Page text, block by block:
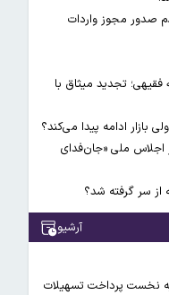
صدور مجوز واردات
تجدید میثاق با
بازار ادامه پیدا می‌کند؟
اجلاس ملی «جان‌فدای
سر گرفته شد؟
آرشیو
نخست پرداخت تسهیلات